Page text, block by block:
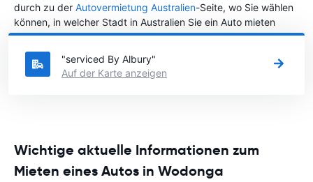
durch zu der Autovermietung Australien-Seite, wo Sie wählen
können, in welcher Stadt in Australien Sie ein Auto mieten
möchten.
"serviced By Albury"
Auf der Karte anzeigen
Wichtige aktuelle Informationen zum
Mieten eines Autos in Wodonga